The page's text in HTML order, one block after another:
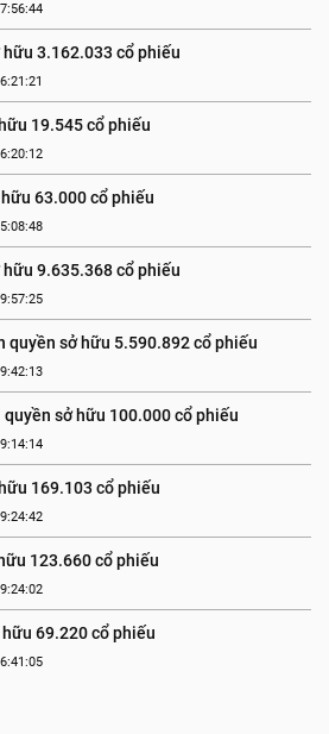
3.162.033 cổ phiếu
19.545 cổ phiếu
63.000 cổ phiếu
9.635.368 cổ phiếu
quyền sở hữu 5.590.892 cổ phiếu
sở hữu 100.000 cổ phiếu
169.103 cổ phiếu
123.660 cổ phiếu
69.220 cổ phiếu